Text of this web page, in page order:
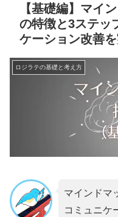
【基礎編】マイ
の特徴と3ステッ
ケーション改善
ロジラテの基礎と考え方
マインドマ
コミュニケ